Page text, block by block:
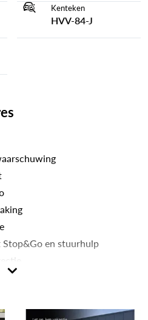
Kenteken
HVV-84-J
en stuurhulp
(030)